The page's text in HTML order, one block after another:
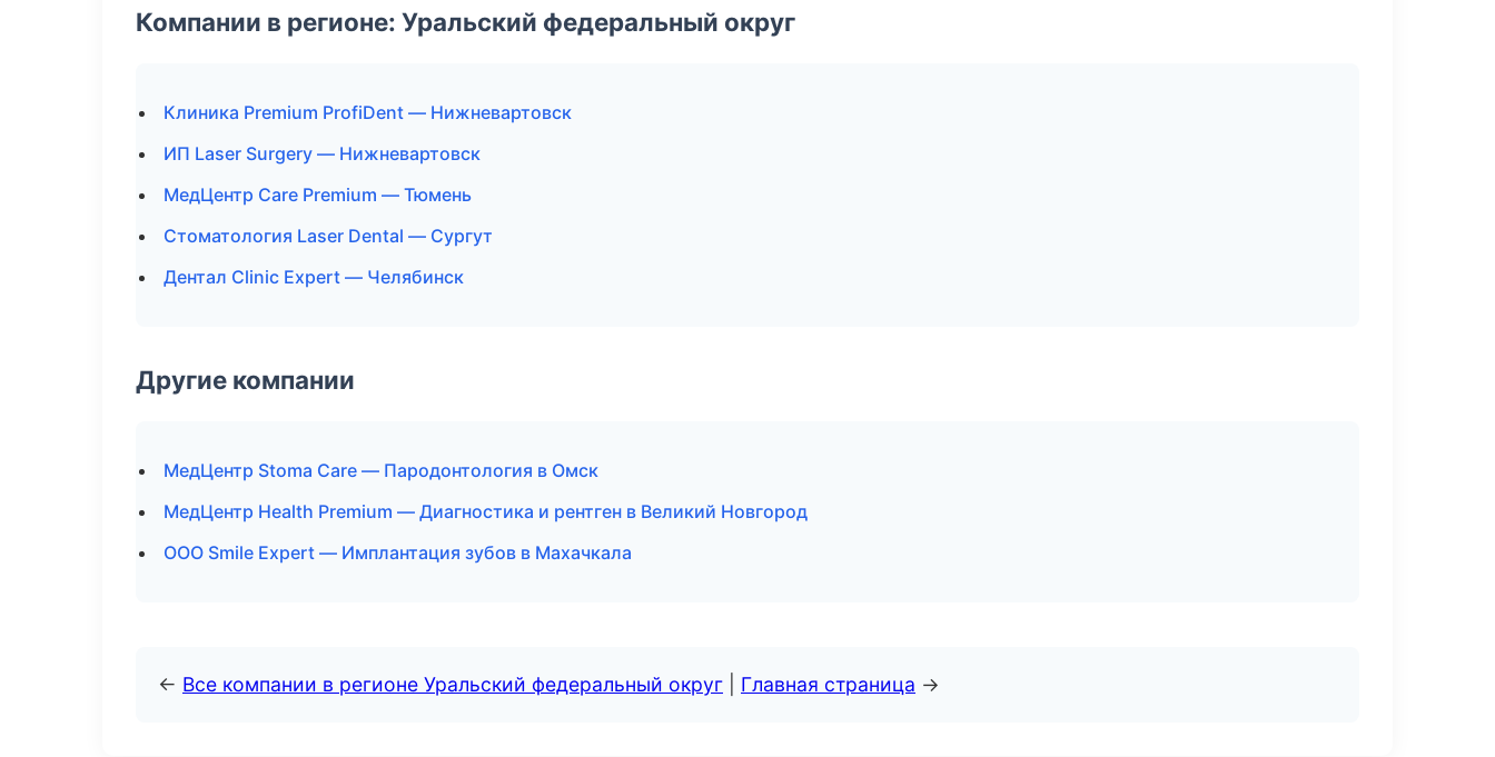
Компании в регионе: Уральский федеральный округ
Клиника Premium ProfiDent — Нижневартовск
ИП Laser Surgery — Нижневартовск
МедЦентр Care Premium — Тюмень
Стоматология Laser Dental — Сургут
Дентал Clinic Expert — Челябинск
Другие компании
МедЦентр Stoma Care — Пародонтология в Омск
МедЦентр Health Premium — Диагностика и рентген в Великий Новгород
ООО Smile Expert — Имплантация зубов в Махачкала
← Все компании в регионе Уральский федеральный округ Главная страница →